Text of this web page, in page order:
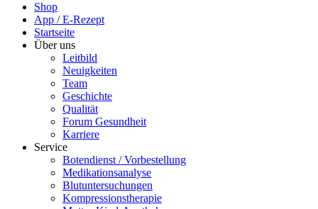
Shop
App / E-Rezept
Startseite
Über uns
Leitbild
Neuigkeiten
Team
Geschichte
Qualität
Forum Gesundheit
Karriere
Service
Botendienst / Vorbestellung
Medikationsanalyse
Blutuntersuchungen
Kompressionstherapie